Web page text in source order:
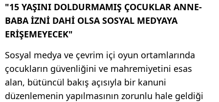
"15 YAŞINI DOLDURMAMIŞ ÇOCUKLAR ANNE-
BABA İZNİ DAHİ OLSA SOSYAL MEDYAYA
ERİŞEMEYECEK"
Sosyal medya ve çevrim içi oyun ortamlarında
çocukların güvenliğini ve mahremiyetini esas
alan, bütüncül bakış açısıyla bir kanuni
düzenlemenin yapılmasının zorunlu hale geldiği